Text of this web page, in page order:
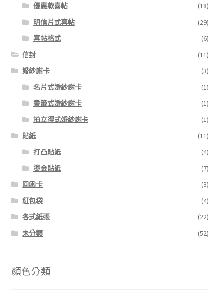
優惠款喜帖
(18)
明信片式喜帖
(29)
喜帖格式
(6)
信封
(11)
婚紗謝卡
(3)
名片式婚紗謝卡
(1)
書籤式婚紗謝卡
(1)
拍立得式婚紗謝卡
(1)
貼紙
(11)
打凸貼紙
(4)
燙金貼紙
(7)
回函卡
(3)
紅包袋
(4)
各式紙張
(22)
未分類
(52)
顏色分類